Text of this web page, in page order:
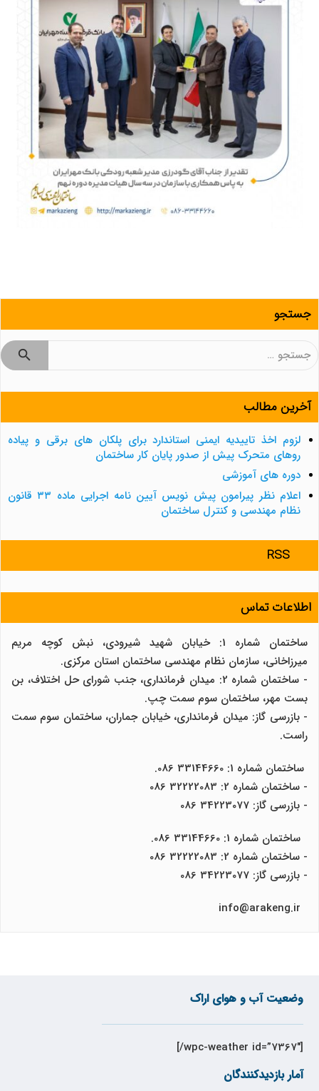
جستجو
جستجو
آخرین مطالب
لزوم اخذ تاییدیه ایمنی استاندارد برای پلکان های برقی و پیاده
روهای متحرک پیش از صدور پایان کار ساختمان
دوره های آموزشی
اعلام نظر پیرامون پیش نویس آیین نامه اجرایی ماده ۳۳ قانون
نظام مهندسی و کنترل ساختمان
RSS
اطلاعات تماس
ساختمان شماره 1: خیابان شهید شیرودی، نبش کوچه مریم
میرزاخانی، سازمان نظام مهندسی ساختمان استان مرکزی.
- ساختمان شماره 2: میدان فرمانداری، جنب شورای حل اختلاف، بن
بست مهر، ساختمان سوم سمت چپ.
- بازرسی گاز: میدان فرمانداری، خیابان جماران، ساختمان سوم سمت
راست.
ساختمان شماره 1: 33144660 086.
- ساختمان شماره 2: 32222083 086
- بازرسی گاز: 34223077 086
ساختمان شماره 1: 33144660 086.
- ساختمان شماره 2: 32222083 086
- بازرسی گاز: 34223077 086
وضعیت آب و هوای اراک
[wpc-weather id=”7367″/]
آمار بازدیدکنندگان